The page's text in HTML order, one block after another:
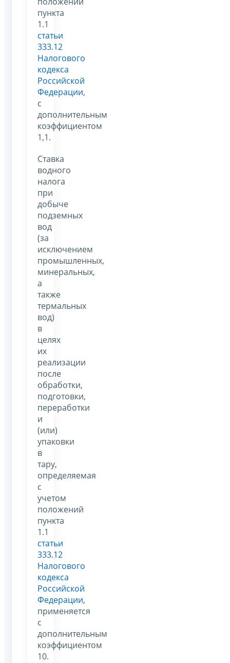
пункта
1.1
статьи
333.12
Налогового
кодекса
Российской
Федерации,
с
дополнительным
коэффициентом
1,1.
Ставка
водного
налога
при
добыче
подземных
вод
(за
исключением
промышленных,
минеральных,
а
также
термальных
вод)
в
целях
их
реализации
после
обработки,
подготовки,
переработки
и
(или)
упаковки
в
тару,
определяемая
с
учетом
положений
пункта
1.1
статьи
333.12
Налогового
кодекса
Российской
Федерации,
применяется
с
дополнительным
коэффициентом
10.